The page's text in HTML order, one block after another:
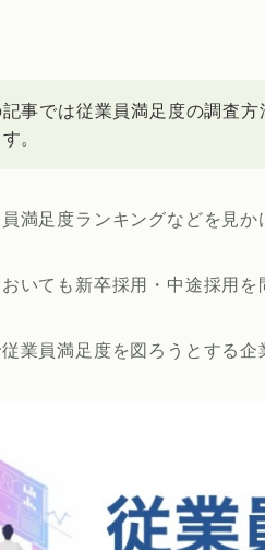
記事では従業員満足度の調査
。
満足度ランキングなどを見か
いても新卒採用・中途採用
業員満足度を図ろうとする企